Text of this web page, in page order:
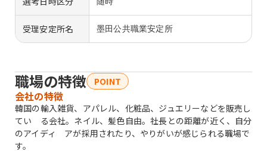
受理安定所名 墨田公共職業安定所
職場の特徴 POINT
会社の特徴
韓国の輸入雑貨、アパレル、化粧品、ジュエリーなどを販売し
てい る会社。ネイル、髪色自由。社長との距離が近く、自分
のアイディ アが採用されたり、やりがいが感じられる職場で
す。